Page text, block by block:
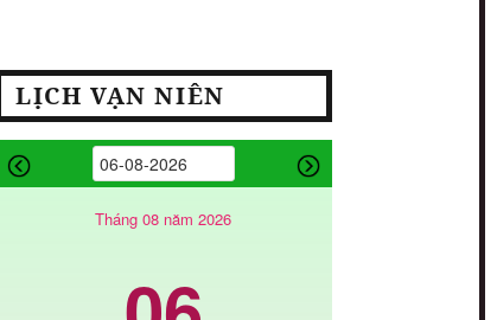
LỊCH VẠN NIÊN
Tháng 08 năm 2026